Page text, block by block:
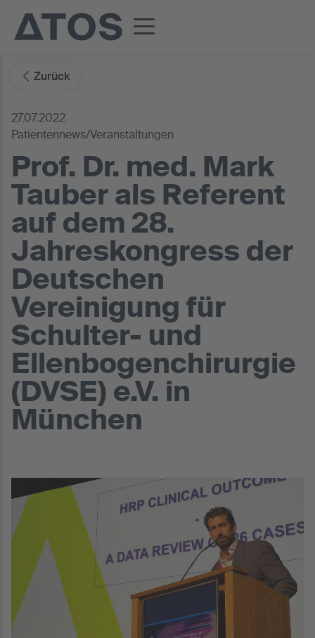
Zurück
27.07.2022
Patientennews/Veranstaltungen
Prof. Dr. med. Mark
Tauber als Referent
auf dem 28.
Jahreskongress der
Deutschen
Vereinigung für
Schulter- und
Ellenbogenchirurgie
(DVSE) e.V. in
München